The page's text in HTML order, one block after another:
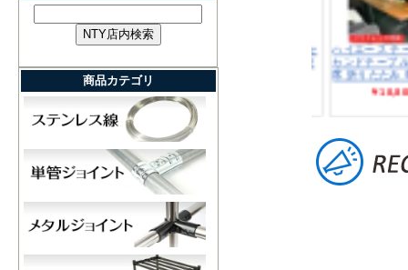
商品カテゴリ